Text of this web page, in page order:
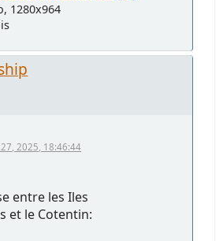
1280x964
27, 2025, 18:46:44
entre les Iles
et le Cotentin: